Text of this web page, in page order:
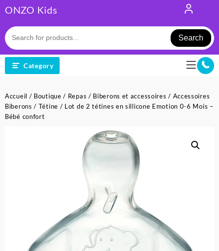
to
content
ONZO Kids
Search
Category
Accueil / Boutique / Repas / Biberons et accessoires / Accessoires
Biberons / Tétine / Lot de 2 tétines en sillicone Emotion 0-6 Mois –
Bébé confort